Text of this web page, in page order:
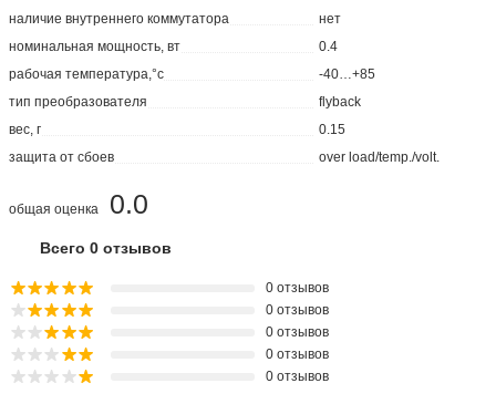
наличие внутреннего коммутатора
нет
номинальная мощность, вт
0.4
рабочая температура,°с
-40…+85
тип преобразователя
flyback
вес, г
0.15
защита от сбоев
over load/temp./volt.
0.0
общая оценка
Всего 0 отзывов
0 отзывов
0 отзывов
0 отзывов
0 отзывов
0 отзывов